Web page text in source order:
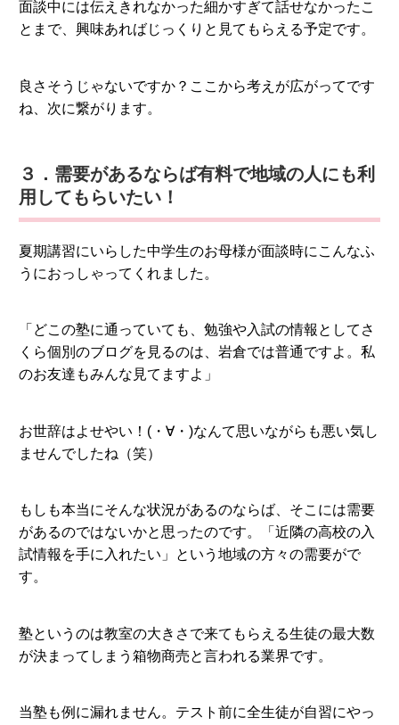
面談中には伝えきれなかった細かすぎて話せなかったこ
とまで、興味あればじっくりと見てもらえる予定です。
良さそうじゃないですか？ここから考えが広がってです
ね、次に繋がります。
３．需要があるならば有料で地域の人にも利
用してもらいたい！
夏期講習にいらした中学生のお母様が面談時にこんなふ
うにおっしゃってくれました。
「どこの塾に通っていても、勉強や入試の情報としてさ
くら個別のブログを見るのは、岩倉では普通ですよ。私
のお友達もみんな見てますよ」
お世辞はよせやい！(・∀・)なんて思いながらも悪い気し
ませんでしたね（笑）
もしも本当にそんな状況があるのならば、そこには需要
があるのではないかと思ったのです。「近隣の高校の入
試情報を手に入れたい」という地域の方々の需要がで
す。
塾というのは教室の大きさで来てもらえる生徒の最大数
が決まってしまう箱物商売と言われる業界です。
当塾も例に漏れません。テスト前に全生徒が自習にやっ